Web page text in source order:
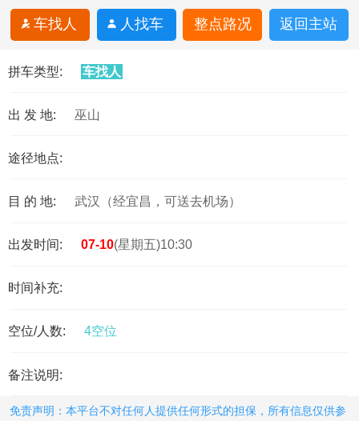
车找人 人找车 整点路况 返回主站
拼车类型: 车找人
出 发 地: 巫山
途径地点:
目 的 地: 武汉（经宜昌，可送去机场）
出发时间: 07-10(星期五)10:30
时间补充:
空位/人数: 4空位
备注说明:
免责声明：本平台不对任何人提供任何形式的担保，所有信息仅供参